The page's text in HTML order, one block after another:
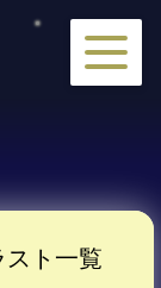
スト一覧